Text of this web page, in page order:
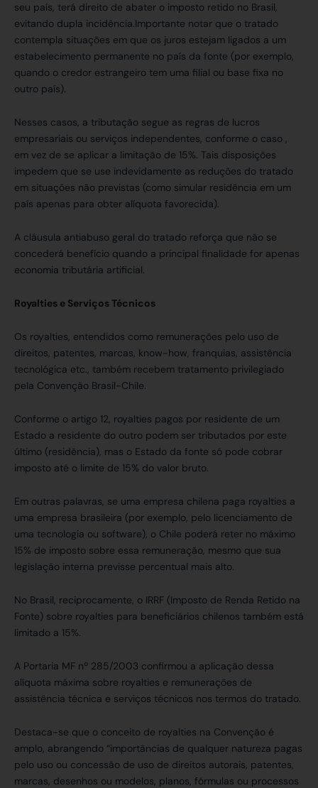
seu país, terá direito de abater o imposto retido no Brasil,
evitando dupla incidência.Importante notar que o tratado
contempla situações em que os juros estejam ligados a um
estabelecimento permanente no país da fonte (por exemplo,
quando o credor estrangeiro tem uma filial ou base fixa no
outro país).
Nesses casos, a tributação segue as regras de lucros
empresariais ou serviços independentes, conforme o caso ,
em vez de se aplicar a limitação de 15%. Tais disposições
impedem que se use indevidamente as reduções do tratado
em situações não previstas (como simular residência em um
país apenas para obter alíquota favorecida).
A cláusula antiabuso geral do tratado reforça que não se
concederá benefício quando a principal finalidade for apenas
economia tributária artificial.
Royalties e Serviços Técnicos
Os royalties, entendidos como remunerações pelo uso de
direitos, patentes, marcas, know-how, franquias, assistência
tecnológica etc., também recebem tratamento privilegiado
pela Convenção Brasil-Chile.
Conforme o artigo 12, royalties pagos por residente de um
Estado a residente do outro podem ser tributados por este
último (residência), mas o Estado da fonte só pode cobrar
imposto até o limite de 15% do valor bruto.
Em outras palavras, se uma empresa chilena paga royalties a
uma empresa brasileira (por exemplo, pelo licenciamento de
uma tecnologia ou software), o Chile poderá reter no máximo
15% de imposto sobre essa remuneração, mesmo que sua
legislação interna previsse percentual mais alto.
No Brasil, reciprocamente, o IRRF (Imposto de Renda Retido na
Fonte) sobre royalties para beneficiários chilenos também está
limitado a 15%.
A Portaria MF nº 285/2003 confirmou a aplicação dessa
alíquota máxima sobre royalties e remunerações de
assistência técnica e serviços técnicos nos termos do tratado.
Destaca-se que o conceito de royalties na Convenção é
amplo, abrangendo “importâncias de qualquer natureza pagas
pelo uso ou concessão de uso de direitos autorais, patentes,
marcas, desenhos ou modelos, planos, fórmulas ou processos